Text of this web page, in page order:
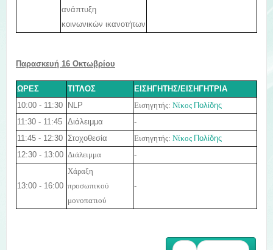
ανάπτυξη
κοινωνικών ικανοτήτων
Παρασκευή 16 Οκτωβρίου
ΩΡΕΣ ΤΙΤΛΟΣ
ΕΙΣΗΓΗΤΗΣ/ΕΙΣΗΓΗΤΡΙΑ
10:00 - 11:30
NLP Εισηγητής: Νίκος Πολίδης
11:30 - 11:45 Διάλειμμα
-
11:45 - 12:30 Στοχοθεσία Εισηγητής: Νίκος Πολίδης
12:30 - 13:00 Διάλειμμα -
13:00 - 16:00
Χάραξη
προσωπικού
μονοπατιού
-